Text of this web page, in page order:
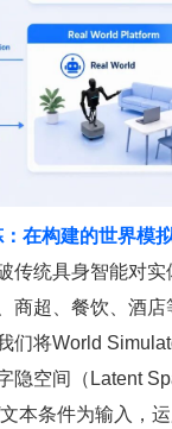
在构建的世界模
传统具身智能对
商超、餐饮、酒
们将World
隐空间（Latent
本条件为输入，